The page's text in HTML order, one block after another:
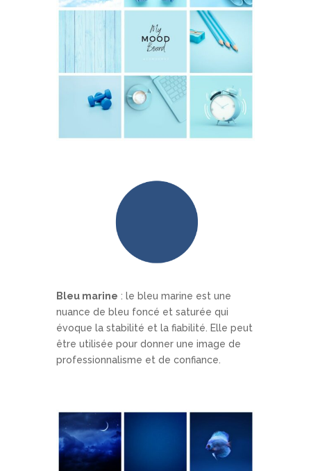
Bleu marine : le bleu marine est une
nuance de bleu foncé et saturée qui
évoque la stabilité et la fiabilité. Elle peut
être utilisée pour donner une image de
professionnalisme et de confiance.